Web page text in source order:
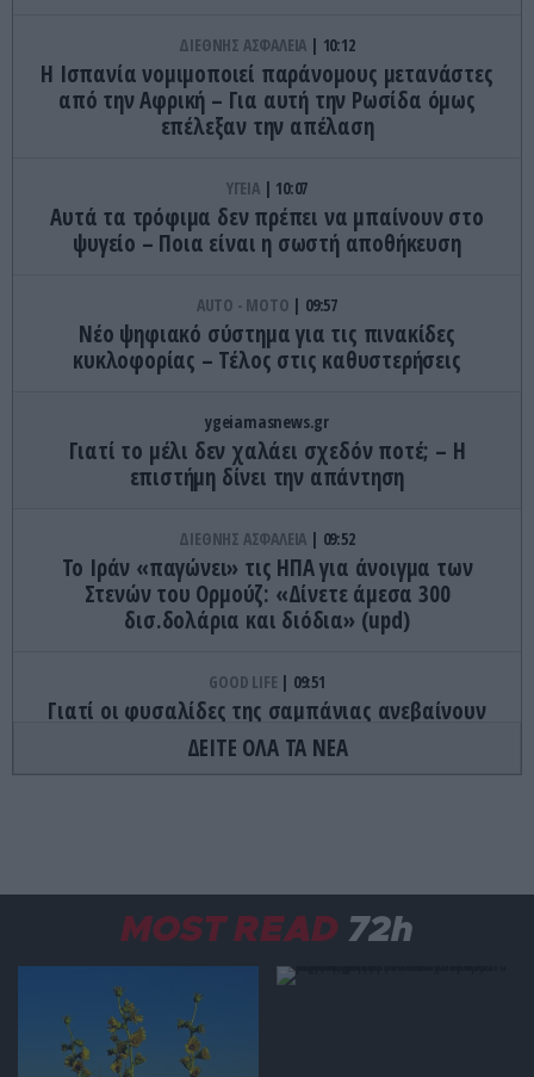
ΔΙΕΘΝΗΣ ΑΣΦΑΛΕΙΑ 10:12
Η Ισπανία νομιμοποιεί παράνομους μετανάστες
από την Αφρική – Για αυτή την Ρωσίδα όμως
επέλεξαν την απέλαση
ΥΓΕΙΑ 10:07
Αυτά τα τρόφιμα δεν πρέπει να μπαίνουν στο
ψυγείο – Ποια είναι η σωστή αποθήκευση
AUTO - MOTO 09:57
Νέο ψηφιακό σύστημα για τις πινακίδες
κυκλοφορίας – Τέλος στις καθυστερήσεις
ygeiamasnews.gr
Γιατί το μέλι δεν χαλάει σχεδόν ποτέ; – Η
επιστήμη δίνει την απάντηση
ΔΙΕΘΝΗΣ ΑΣΦΑΛΕΙΑ 09:52
Το Ιράν «παγώνει» τις ΗΠΑ για άνοιγμα των
Στενών του Ορμούζ: «Δίνετε άμεσα 300
δισ.δολάρια και διόδια» (upd)
GOOD LIFE 09:51
Γιατί οι φυσαλίδες της σαμπάνιας ανεβαίνουν
πάντα προς τα πάνω;
ΔΙΕΘΝΗΣ ΑΣΦΑΛΕΙΑ 09:45
Οι Χούθι δοκιμάζουν την αμυντική συμμαχία
Τουρκίας-Σ.Αραβίας – Το παράδοξο των
ελληνικών Patriot στην περιοχή
ΔΕΙΤΕ ΟΛΑ ΤΑ ΝΕΑ
MOST READ 72h